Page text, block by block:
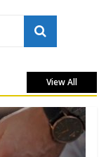
View All